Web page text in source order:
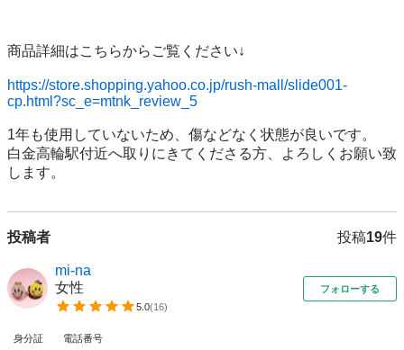
商品詳細はこちらからご覧ください↓
https://store.shopping.yahoo.co.jp/rush-mall/slide001-
cp.html?sc_e=mtnk_review_5
1年も使用していないため、傷などなく状態が良いです。
白金高輪駅付近へ取りにきてくださる方、よろしくお願い致
します。
投稿者 投稿19件
mi-na
女性
5.0(16)
フォローする
身分証 電話番号